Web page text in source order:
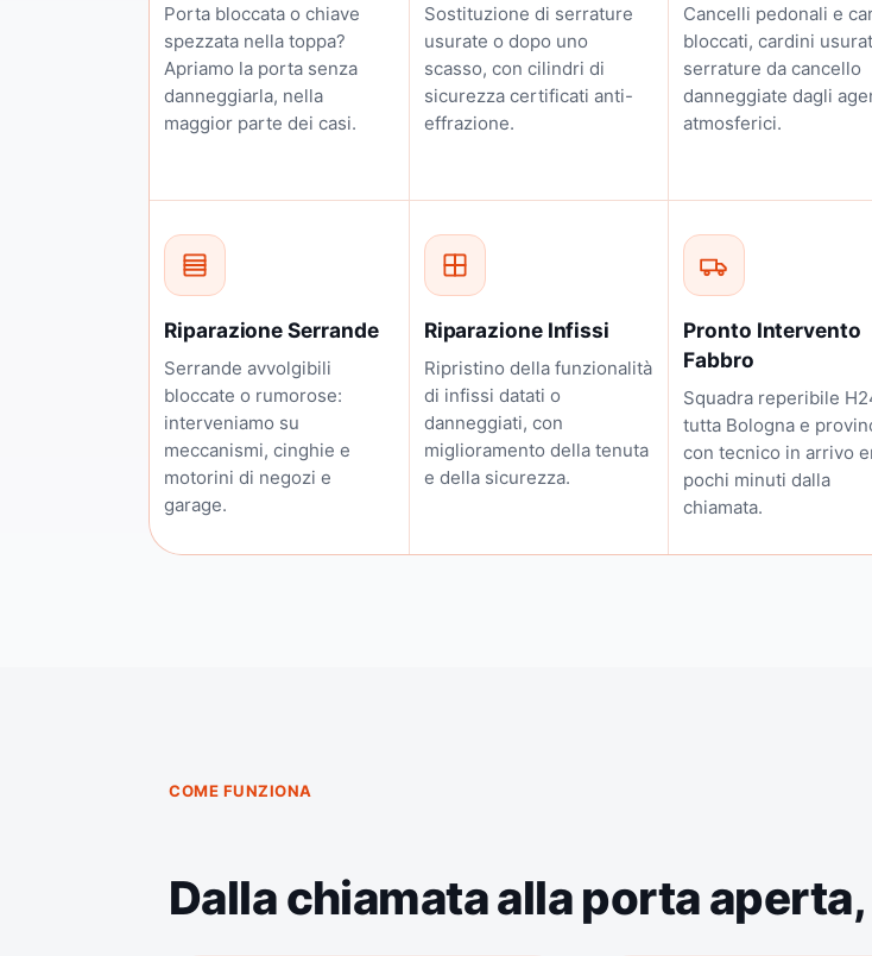
Porta bloccata o chiave
spezzata nella toppa?
Apriamo la porta senza
danneggiarla, nella
maggior parte dei casi.
Sostituzione di serrature
usurate o dopo uno
scasso, con cilindri di
sicurezza certificati anti-
effrazione.
Cancelli pedonali e
bloccati, cardini
serrature da cancello
danneggiate dagli
atmosferici.
Riparazione Serrande
Serrande avvolgibili
bloccate o rumorose:
interveniamo su
meccanismi, cinghie e
motorini di negozi e
garage.
Riparazione Infissi
Ripristino della funzionalità
di infissi datati o
danneggiati, con
miglioramento della tenuta
e della sicurezza.
Pronto Intervento
Fabbro
Squadra reperibile
tutta Bologna e
con tecnico in arrivo
pochi minuti dalla
chiamata.
COME FUNZIONA
Dalla chiamata alla porta